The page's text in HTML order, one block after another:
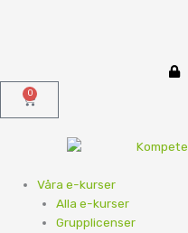
0
Varukorg
Våra e-kurser
Alla e-kurser
Grupplicenser